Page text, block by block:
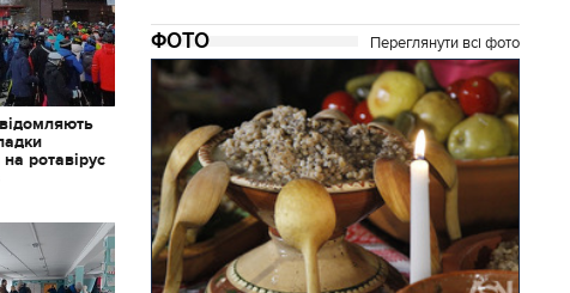
ротавірус
ФОТО Переглянути всі фото